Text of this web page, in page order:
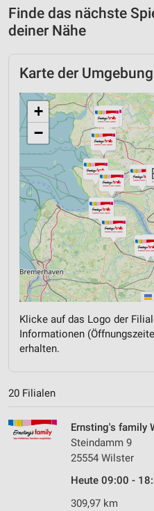
Finde das nächste
deiner Nähe
Karte der
+
−
Klicke auf das Logo der
Informationen
erhalten.
20 Filialen
Ernsting's family
Steindamm 9
25554 Wilster
Heute 09:00 -
309,97 km